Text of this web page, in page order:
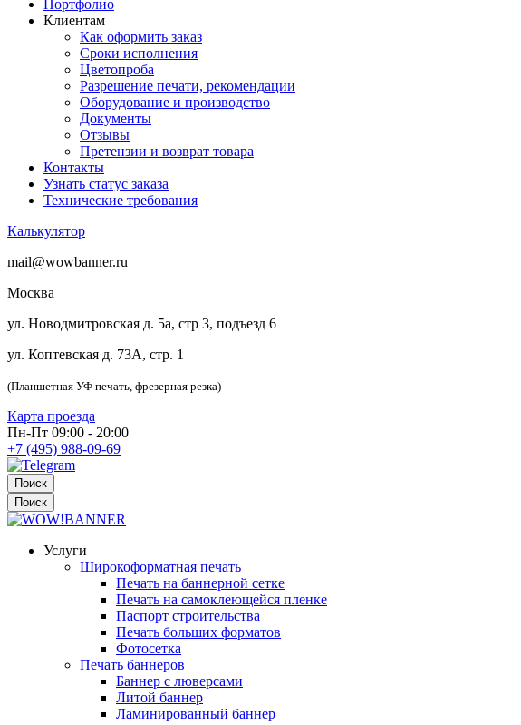
Портфолио
Клиентам
Как оформить заказ
Сроки исполнения
Цветопроба
Разрешение печати, рекомендации
Оборудование и производство
Документы
Отзывы
Претензии и возврат товара
Контакты
Узнать статус заказа
Технические требования
Калькулятор
mail@wowbanner.ru
Москва
ул. Новодмитровская д. 5а, стр 3, подъезд 6
ул. Коптевская д. 73А, стр. 1
(Планшетная УФ печать, фрезерная резка)
Карта проезда
Пн-Пт 09:00 - 20:00
+7 (495) 988-09-69
Поиск
Поиск
Услуги
Широкоформатная печать
Печать на баннерной сетке
Печать на самоклеющейся пленке
Паспорт строительства
Печать больших форматов
Фотосетка
Печать баннеров
Баннер с люверсами
Литой баннер
Ламинированный баннер